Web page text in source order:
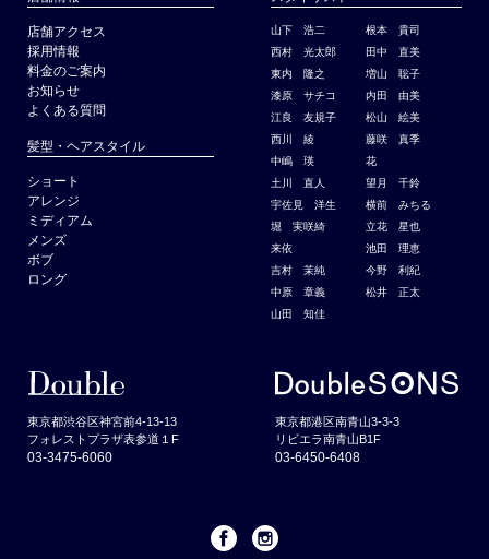
店舗アクセス
採用情報
料金のご案内
お知らせ
よくある質問
髪型・ヘアスタイル
ショート
アレンジ
ミディアム
メンズ
ボブ
ロング
山下 浩二
根本 貴司
西村 光太郎
田中 直美
東内 隆之
増山 聡子
漆原 サチコ
内田 由美
江良 友規子
松山 絵美
西川 綾
藤咲 真季
中嶋 瑛
花
土川 直人
望月 千鈴
宇佐見 洋生
横前 みちる
堀 実咲綺
立花 星也
来依
池田 理恵
吉村 茉純
今野 利紀
中原 章義
松井 正太
山田 知佳
東京都渋谷区神宮前4-13-13
フォレストプラザ表参道１F
03-3475-6060
東京都港区南青山3-3-3
リビエラ南青山B1F
03-6450-6408